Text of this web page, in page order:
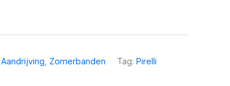
Zomerbanden Tag: Pirelli